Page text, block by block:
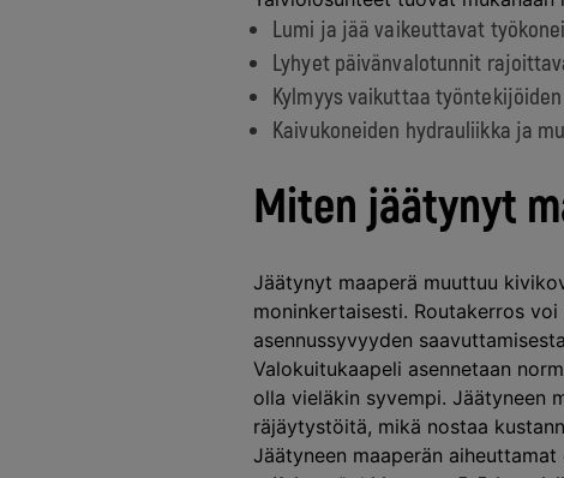
Lumi ja jää vaikeuttavat
Lyhyet päivänvalotunnit
Kylmyys vaikuttaa
Kaivukoneiden hydrauliikka ja
Miten jäätynyt
Jäätynyt maaperä muuttuu
moninkertaisesti. Routakerros
asennussyvyyden
Valokuitukaapeli asennetaan
olla vieläkin syvempi. Jäätyneen
räjäytystöitä, mikä nostaa
Jäätyneen maaperän aiheuttamat